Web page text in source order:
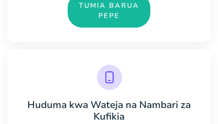
TUMIA BARUA
PEPE
Huduma kwa Wateja na Nambari za
Kufikia